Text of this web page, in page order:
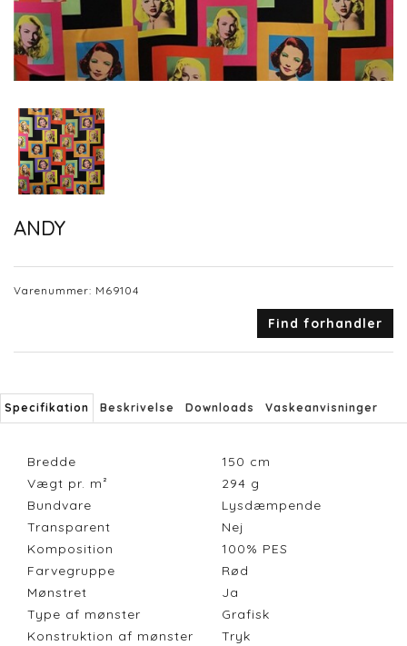
ANDY
Varenummer: M69104
Find forhandler
Specifikation Beskrivelse Downloads Vaskeanvisninger
Bredde 150 cm
Vægt pr. m²
294 g
Bundvare
Lysdæmpende
Transparent
Nej
Komposition
100% PES
Farvegruppe
Rød
Mønstret
Ja
Type af mønster
Grafisk
Konstruktion af mønster
Tryk